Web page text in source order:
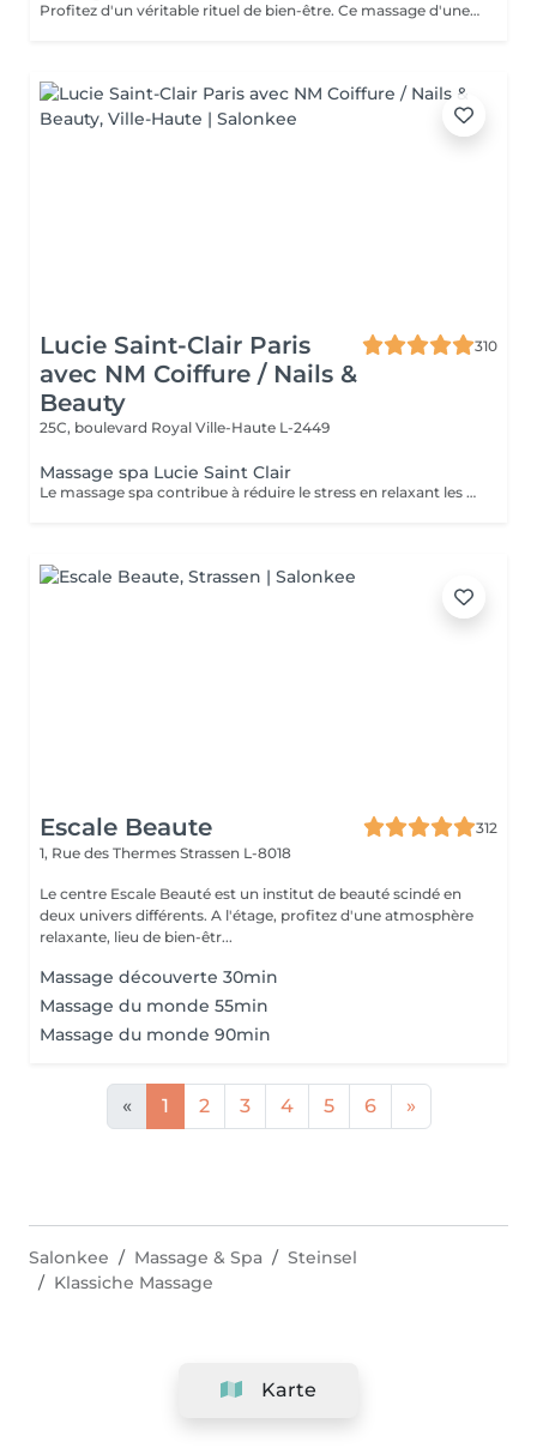
Profitez d'un véritable rituel de bien-être. Ce massage d'une heure et demi offre une relaxation intense, soulage les tensions et revitalise le corps et l'esprit. Un moment privilégié pour se ressourcer pleinement et retrouver sérénité et vitalité.
Lucie Saint-Clair Paris
avec NM Coiffure / Nails &
Beauty
310
25C, boulevard Royal Ville-Haute L-2449
Massage spa Lucie Saint Clair
Le massage spa contribue à réduire le stress en relaxant les muscles et en libérant vos endorphines .
Escale Beaute
312
1, Rue des Thermes Strassen L-8018
Le centre Escale Beauté est un institut de beauté scindé en
deux univers différents. A l'étage, profitez d'une atmosphère
relaxante, lieu de bien-êtr...
Massage découverte 30min
Massage du monde 55min
Massage du monde 90min
« 1 2 3 4 5 6 »
Karte
Salonkee Massage & Spa
Steinsel
Klassiche Massage